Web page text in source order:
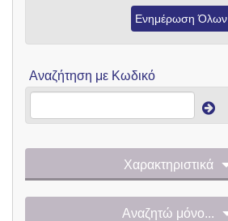
Ενημέρωση Όλων
Αναζήτηση με Κωδικό
Χαρακτηριστικά
Αναζητώ μόνο...